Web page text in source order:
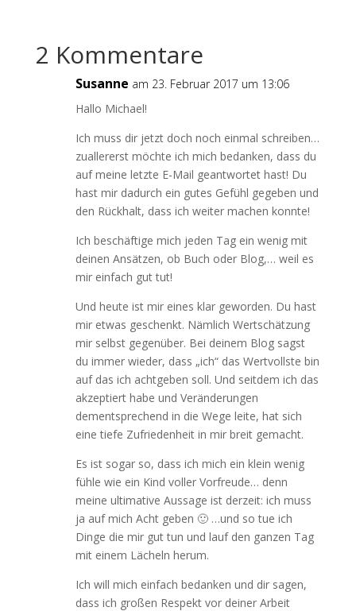
2 Kommentare
Susanne am 23. Februar 2017 um 13:06
Hallo Michael!
Ich muss dir jetzt doch noch einmal schreiben…
zuallererst möchte ich mich bedanken, dass du
auf meine letzte E-Mail geantwortet hast! Du
hast mir dadurch ein gutes Gefühl gegeben und
den Rückhalt, dass ich weiter machen konnte!
Ich beschäftige mich jeden Tag ein wenig mit
deinen Ansätzen, ob Buch oder Blog,… weil es
mir einfach gut tut!
Und heute ist mir eines klar geworden. Du hast
mir etwas geschenkt. Nämlich Wertschätzung
mir selbst gegenüber. Bei deinem Blog sagst
du immer wieder, dass „ich“ das Wertvollste bin
auf das ich achtgeben soll. Und seitdem ich das
akzeptiert habe und Veränderungen
dementsprechend in die Wege leite, hat sich
eine tiefe Zufriedenheit in mir breit gemacht.
Es ist sogar so, dass ich mich ein klein wenig
fühle wie ein Kind voller Vorfreude… denn
meine ultimative Aussage ist derzeit: ich muss
ja auf mich Acht geben 🙂 …und so tue ich
Dinge die mir gut tun und lauf den ganzen Tag
mit einem Lächeln herum.
Ich will mich einfach bedanken und dir sagen,
dass ich großen Respekt vor deiner Arbeit